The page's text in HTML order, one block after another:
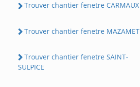
Trouver chantier fenetre CARMAUX
Trouver chantier fenetre MAZAMET
Trouver chantier fenetre SAINT-
SULPICE